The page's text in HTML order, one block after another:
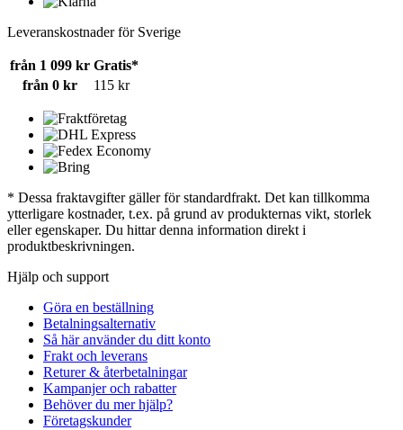
Leveranskostnader för Sverige
från 1 099 kr Gratis*
från 0 kr
115 kr
* Dessa fraktavgifter gäller för standardfrakt. Det kan tillkomma
ytterligare kostnader, t.ex. på grund av produkternas vikt, storlek
eller egenskaper. Du hittar denna information direkt i
produktbeskrivningen.
Hjälp och support
Göra en beställning
Betalningsalternativ
Så här använder du ditt konto
Frakt och leverans
Returer & återbetalningar
Kampanjer och rabatter
Behöver du mer hjälp?
Företagskunder